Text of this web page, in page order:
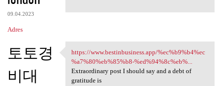
09.04.2023
Adres
토토경
비대
https://www.bestinbusiness
https://www.bestinbusiness.app/%ec%b9%b4%ec
%a7%80%eb%85%b8-%ed%94%8c%eb%...
Extraordinary post I should say and a debt of
gratitude is